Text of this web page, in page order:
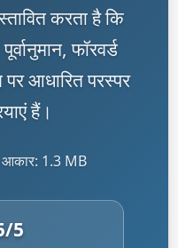
करता है कि
फॉरवर्ड
आधारित परस्पर
हैं।
1.3 MB
/5